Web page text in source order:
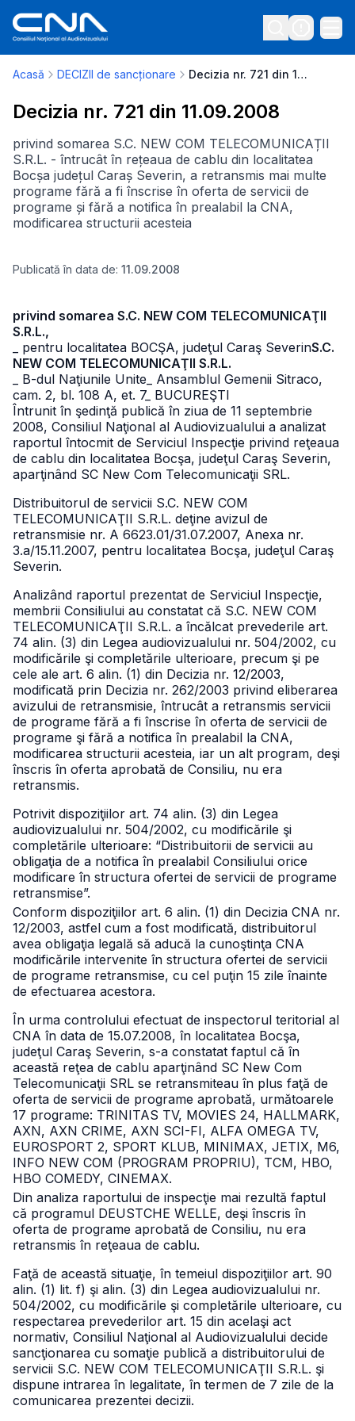
Acasă DECIZII de sancționare Decizia nr. 721 din 11.09.2008
Decizia nr. 721 din 11.09.2008
privind somarea S.C. NEW COM TELECOMUNICAȚII
S.R.L. - întrucât în rețeaua de cablu din localitatea
Bocșa județul Caraș Severin, a retransmis mai multe
programe fără a fi înscrise în oferta de servicii de
programe și fără a notifica în prealabil la CNA,
modificarea structurii acesteia
Publicată în data de: 11.09.2008
privind somarea S.C. NEW COM TELECOMUNICAŢII
S.R.L.,
_ pentru localitatea BOCŞA, judeţul Caraş SeverinS.C.
NEW COM TELECOMUNICAŢII S.R.L.
_ B-dul Naţiunile Unite _ Ansamblul Gemenii Sitraco,
cam. 2, bl. 108 A, et. 7_ BUCUREŞTI
Întrunit în şedinţă publică în ziua de 11 septembrie
2008, Consiliul Naţional al Audiovizualului a analizat
raportul întocmit de Serviciul Inspecţie privind reţeaua
de cablu din localitatea Bocşa, judeţul Caraş Severin,
aparţinând SC New Com Telecomunicaţii SRL.
Distribuitorul de servicii S.C. NEW COM
TELECOMUNICAŢII S.R.L. deţine avizul de
retransmisie nr. A 6623.01/31.07.2007, Anexa nr.
3.a/15.11.2007, pentru localitatea Bocşa, judeţul Caraş
Severin.
Analizând raportul prezentat de Serviciul Inspecţie,
membrii Consiliului au constatat că S.C. NEW COM
TELECOMUNICAŢII S.R.L. a încălcat prevederile art.
74 alin. (3) din Legea audiovizualului nr. 504/2002, cu
modificările şi completările ulterioare, precum şi pe
cele ale art. 6 alin. (1) din Decizia nr. 12/2003,
modificată prin Decizia nr. 262/2003 privind eliberarea
avizului de retransmisie, întrucât a retransmis servicii
de programe fără a fi înscrise în oferta de servicii de
programe şi fără a notifica în prealabil la CNA,
modificarea structurii acesteia, iar un alt program, deşi
înscris în oferta aprobată de Consiliu, nu era
retransmis.
Potrivit dispoziţiilor art. 74 alin. (3) din Legea
audiovizualului nr. 504/2002, cu modificările şi
completările ulterioare: “Distribuitorii de servicii au
obligaţia de a notifica în prealabil Consiliului orice
modificare în structura ofertei de servicii de programe
retransmise”.
Conform dispoziţiilor art. 6 alin. (1) din Decizia CNA nr.
12/2003, astfel cum a fost modificată, distribuitorul
avea obligaţia legală să aducă la cunoştinţa CNA
modificările intervenite în structura ofertei de servicii
de programe retransmise, cu cel puţin 15 zile înainte
de efectuarea acestora.
În urma controlului efectuat de inspectorul teritorial al
CNA în data de 15.07.2008, în localitatea Bocşa,
judeţul Caraş Severin, s-a constatat faptul că în
această reţea de cablu aparţinând SC New Com
Telecomunicaţii SRL se retransmiteau în plus faţă de
oferta de servicii de programe aprobată, următoarele
17 programe: TRINITAS TV, MOVIES 24, HALLMARK,
AXN, AXN CRIME, AXN SCI-FI, ALFA OMEGA TV,
EUROSPORT 2, SPORT KLUB, MINIMAX, JETIX, M6,
INFO NEW COM (PROGRAM PROPRIU), TCM, HBO,
HBO COMEDY, CINEMAX.
Din analiza raportului de inspecţie mai rezultă faptul
că programul DEUSTCHE WELLE, deşi înscris în
oferta de programe aprobată de Consiliu, nu era
retransmis în reţeaua de cablu.
Faţă de această situaţie, în temeiul dispoziţiilor art. 90
alin. (1) lit. f) şi alin. (3) din Legea audiovizualului nr.
504/2002, cu modificările şi completările ulterioare, cu
respectarea prevederilor art. 15 din acelaşi act
normativ, Consiliul Naţional al Audiovizualului decide
sancţionarea cu somaţie publică a distribuitorului de
servicii S.C. NEW COM TELECOMUNICAŢII S.R.L. şi
dispune intrarea în legalitate, în termen de 7 zile de la
comunicarea prezentei decizii.